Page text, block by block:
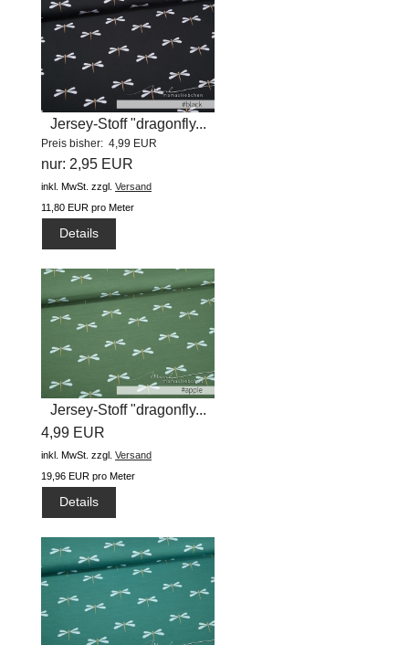
Jersey-Stoff "dragonfly...
Preis bisher: 4,99 EUR
nur: 2,95 EUR
inkl. MwSt. zzgl. Versand
11,80 EUR pro Meter
Details
Jersey-Stoff "dragonfly...
4,99 EUR
inkl. MwSt. zzgl. Versand
19,96 EUR pro Meter
Details